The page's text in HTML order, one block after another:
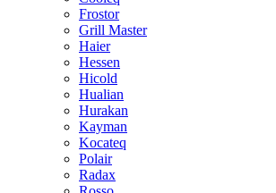
Frostor
Grill Master
Haier
Hessen
Hicold
Hualian
Hurakan
Kayman
Kocateq
Polair
Radax